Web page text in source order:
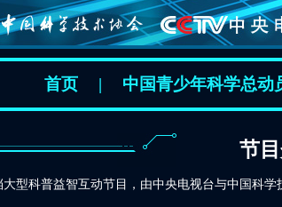
首页 | 中国青少年科学总动
节
科普益智互动节目，由中央电视台与中国科学